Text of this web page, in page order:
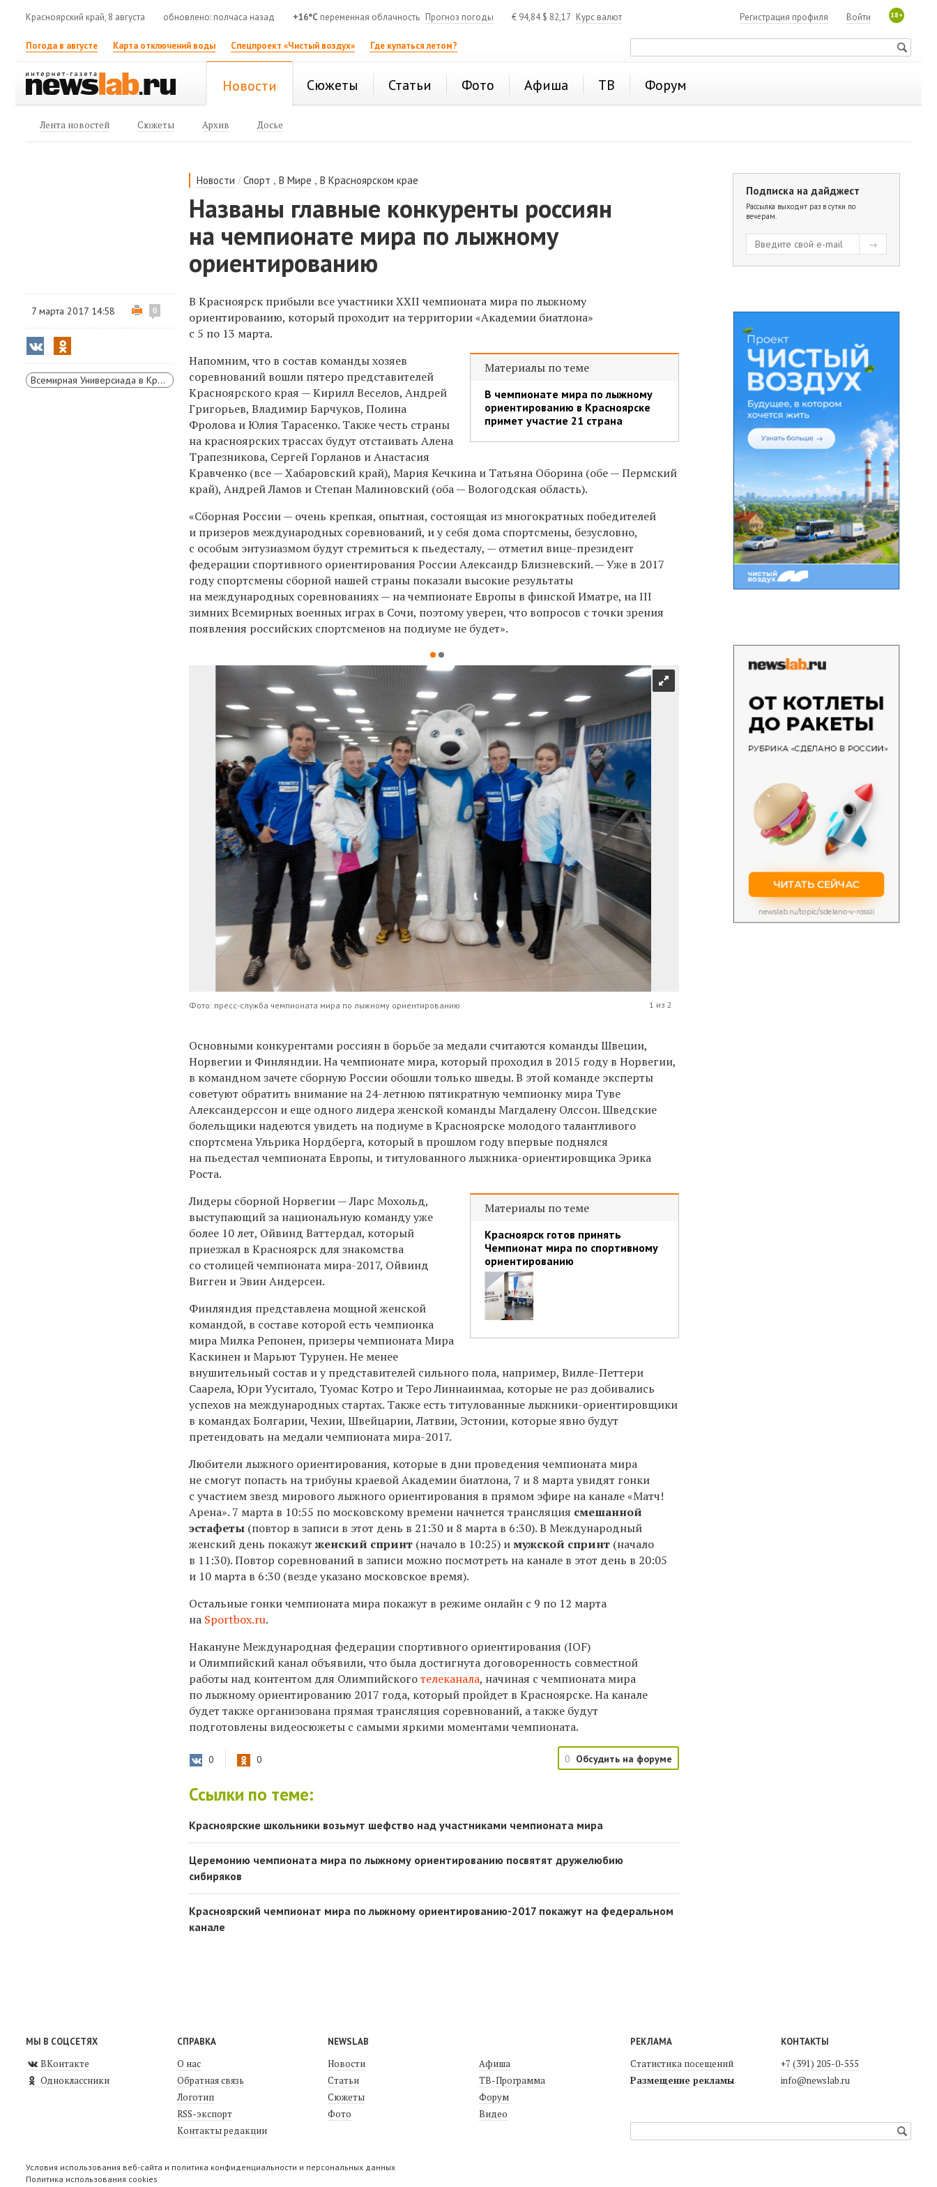
Красноярский край, 8 августа обновлено: полчаса назад +16°C переменная облачность Прогноз погоды € 94,84$ 82,17 Курс валют 18+
Войти
Регистрация профиля
Погода в августе Карта отключений воды Спецпроект «Чистый воздух» Где купаться летом?
Новости Сюжеты Статьи Фото Афиша ТВ Форум
Лента новостей Сюжеты Архив Досье
Новости /Спорт ,В Мире ,В Красноярском крае
Названы главные конкуренты россиян
на чемпионате мира по лыжному
ориентированию
7 марта 2017 14:58 0
Всемирная Универсиада в Красноярске
В Красноярск прибыли все участники XXII чемпионата мира по лыжному
ориентированию, который проходит на территории «Академии биатлона»
с 5 по 13 марта.
Материалы по теме
В чемпионате мира по лыжному
ориентированию в Красноярске
примет участие 21 страна
Напомним, что в состав команды хозяев
соревнований вошли пятеро представителей
Красноярского края — Кирилл Веселов, Андрей
Григорьев, Владимир Барчуков, Полина
Фролова и Юлия Тарасенко. Также честь страны
на красноярских трассах будут отстаивать Алена
Трапезникова, Сергей Горланов и Анастасия
Кравченко (все — Хабаровский край), Мария Кечкина и Татьяна Оборина (обе — Пермский
край), Андрей Ламов и Степан Малиновский (оба — Вологодская область).
«Сборная России — очень крепкая, опытная, состоящая из многократных победителей
и призеров международных соревнований, и у себя дома спортсмены, безусловно,
с особым энтузиазмом будут стремиться к пьедесталу, — отметил вице-президент
федерации спортивного ориентирования России Александр Близневский. — Уже в 2017
году спортсмены сборной нашей страны показали высокие результаты
на международных соревнованиях — на чемпионате Европы в финской Иматре, наIII
зимних Всемирных военных играх в Сочи, поэтому уверен, что вопросов с точки зрения
появления российских спортсменов на подиуме не будет».
Фото: пресс-служба чемпионата мира по лыжному ориентированию 1 из 2
Основными конкурентами россиян в борьбе за медали считаются команды Швеции,
Норвегии и Финляндии. На чемпионате мира, который проходил в 2015 году в Норвегии,
в командном зачете сборную России обошли только шведы. В этой команде эксперты
советуют обратить внимание на 24-летнюю пятикратную чемпионку мира Туве
Александерссон и еще одного лидера женской команды Магдалену Олссон. Шведские
болельщики надеются увидеть на подиуме в Красноярске молодого талантливого
спортсмена Ульрика Нордберга, который в прошлом году впервые поднялся
на пьедестал чемпионата Европы, и титулованного лыжника-ориентировщика Эрика
Роста.
Материалы по теме
Красноярск готов принять
Чемпионат мира по спортивному
ориентированию
Лидеры сборной Норвегии — Ларс Мохольд,
выступающий за национальную команду уже
более 10 лет, Ойвинд Ваттердал, который
приезжал в Красноярск для знакомства
со столицей чемпионата мира-2017, Ойвинд
Вигген и Эвин Андерсен.
Финляндия представлена мощной женской
командой, в составе которой есть чемпионка
мира Милка Репонен, призеры чемпионата Мира
Каскинен и Марьют Турунен. Не менее
внушительный состав и у представителей сильного пола, например, Вилле-Петтери
Саарела, Юри Ууситало, Туомас Котро и Теро Линнаинмаа, которые не раз добивались
успехов на международных стартах. Также есть титулованные лыжники-ориентировщики
в командах Болгарии, Чехии, Швейцарии, Латвии, Эстонии, которые явно будут
претендовать на медали чемпионата мира-2017.
Любители лыжного ориентирования, которые в дни проведения чемпионата мира
не смогут попасть на трибуны краевой Академии биатлона, 7 и 8 марта увидят гонки
с участием звезд мирового лыжного ориентирования в прямом эфире на канале «Матч!
Арена». 7 марта в 10:55 по московскому времени начнется трансляция смешанной
эстафеты (повтор в записи в этот день в 21:30 и 8 марта в 6:30). В Международный
женский день покажутженский спринт (начало в 10:25) имужской спринт (начало
в 11:30). Повтор соревнований в записи можно посмотреть на канале в этот день в 20:05
и 10 марта в 6:30 (везде указано московское время).
Остальные гонки чемпионата мира покажут в режиме онлайн с 9 по 12 марта
на Sportbox.ru.
Накануне Международная федерации спортивного ориентирования (IOF)
и Олимпийский канал объявили, что была достигнута договоренность совместной
работы над контентом для Олимпийскоготелеканала, начиная с чемпионата мира
по лыжному ориентированию 2017 года, который пройдет в Красноярске. На канале
будет также организована прямая трансляция соревнований, а также будут
подготовлены видеосюжеты с самыми яркими моментами чемпионата.
0 0 0 Обсудить на форуме
Ссылки по теме:
Красноярские школьники возьмут шефство над участниками чемпионата мира
Церемонию чемпионата мира по лыжному ориентированию посвятят дружелюбию
сибиряков
Красноярский чемпионат мира по лыжному ориентированию-2017 покажут на федеральном
канале
Подписка на дайджест
Рассылка выходит раз в сутки по
вечерам.
МЫ В СОЦСЕТЯХ
ВКонтакте
Одноклассники
СПРАВКА
О нас
Обратная связь
Логотип
RSS-экспорт
Контакты редакции
NEWSLAB
Новости
Статьи
Сюжеты
Фото
Афиша
ТВ-Программа
Форум
Видео
РЕКЛАМА
Статистика посещений
Размещение рекламы
КОНТАКТЫ
+7 (391) 205-0-555
info@newslab.ru
Условия использования веб-сайта и политика конфиденциальности и персональных данных
Политика использования cookies